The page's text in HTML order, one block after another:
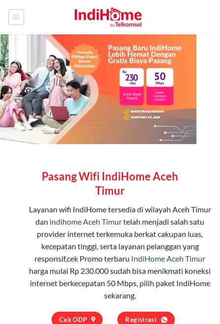
Pasang Wifi IndiHome Aceh
Timur
Layanan wifi IndiHometersedia di wilayah Aceh Timur
dan indihome Aceh Timurtelah menjadi salah satu
provider internet terkemuka berkat cakupan luas,
kecepatan tinggi, serta layanan pelanggan yang
responsif,cek Promo terbaru IndiHome Aceh Timur
harga mulai Rp 230.000 sudah bisa menikmati koneksi
internet berkecepatan 50 Mbps, pilih paket IndiHome
sekarang.
Cek ODP Registrasi